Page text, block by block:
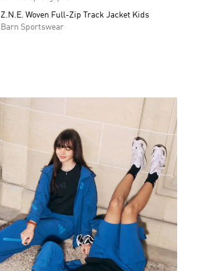
Z.N.E. Woven Full-Zip Track Jacket Kids
Barn Sportswear